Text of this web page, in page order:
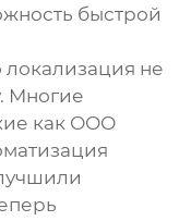
быстрой
локализация не
Многие
как ООО